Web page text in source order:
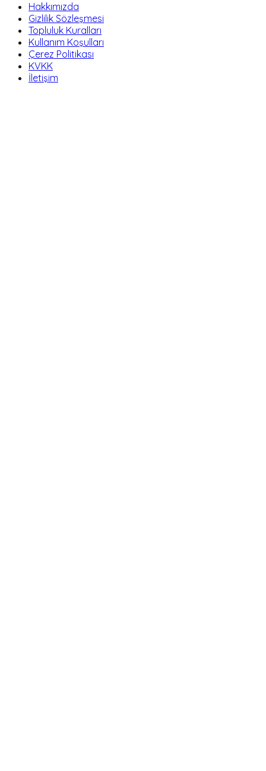
Hakkımızda
Gizlilik Sözleşmesi
Topluluk Kuralları
Kullanım Koşulları
Çerez Politikası
KVKK
İletişim